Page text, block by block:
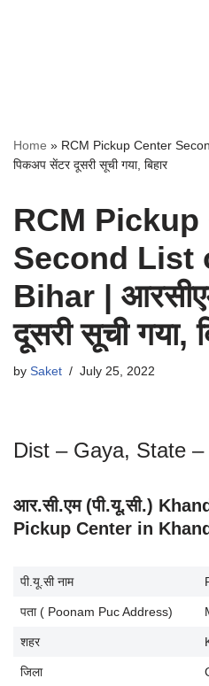
Home » RCM Pickup Center
पिकअप सेंटर दूसरी सूची गया, बिहार
RCM
Second List
Bihar |
दूसरी सूची गया,
by Saket July 25, 2022
Dist – Gaya, State –
आर.सी.एम (पी.यू.सी.)
Pickup Center in
पी.यू.सी नाम
पता ( Poonam Puc Address)
शहर
जिला